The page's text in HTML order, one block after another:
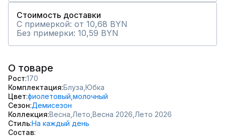
Стоимость доставки
С примеркой: от 10,68 BYN
Без примерки: 10,59 BYN
О товаре
Рост 170
Комплектация Блуза, Юбка
Цвет фиолетовый, молочный
Сезон Демисезон
Коллекция Весна, Лето, Весна 2026, Лето 2026
СтильНа каждый день
Состав